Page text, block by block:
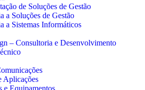
de Soluções de Gestão
a Soluções de Gestão
a Sistemas Informáticos
– Consultoria e Desenvolvimento
Aplicações
e Equipamentos